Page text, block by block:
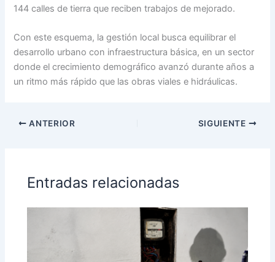
144 calles de tierra que reciben trabajos de mejorado.
Con este esquema, la gestión local busca equilibrar el
desarrollo urbano con infraestructura básica, en un sector
donde el crecimiento demográfico avanzó durante años a
un ritmo más rápido que las obras viales e hidráulicas.
ANTERIOR SIGUIENTE
Entradas relacionadas